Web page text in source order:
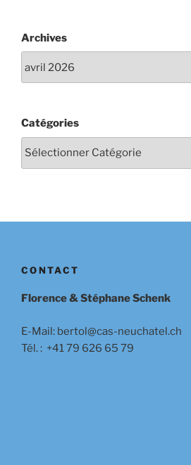
Archives
Catégories
CONTACT
Florence & Stéphane Schenk
E-Mail: bertol@cas-neuchatel.ch
Tél. : +41 79 626 65 79